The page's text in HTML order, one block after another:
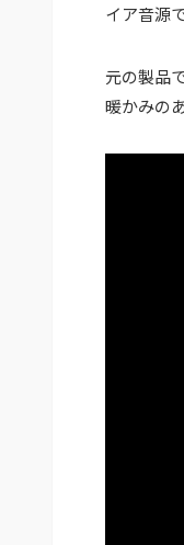
イア音源
元の製品
暖かみの